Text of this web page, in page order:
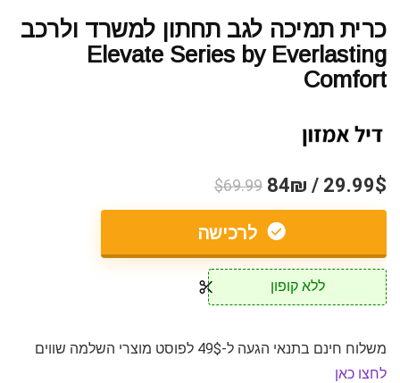
כרית תמיכה לגב תחתון למשרד ולרכב
Elevate Series by Everlasting
Comfort
29.99$ / 84₪
$69.99
לרכישה
ללא קופון
משלוח חינם בתנאי הגעה ל-49$ לפוסט מוצרי השלמה שווים
לחצו כאן